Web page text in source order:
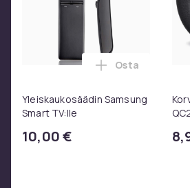
Yleiskaukosäädin Samsung
Smart TV:lle
10,00 €
Lisää
Osta